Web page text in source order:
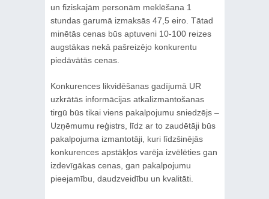
un fiziskajām personām meklēšana 1
stundas garumā izmaksās 47,5 eiro. Tātad
minētās cenas būs aptuveni 10-100 reizes
augstākas nekā pašreizējo konkurentu
piedāvātās cenas.
Konkurences likvidēšanas gadījumā UR
uzkrātās informācijas atkalizmantošanas
tirgū būs tikai viens pakalpojumu sniedzējs –
Uzņēmumu reģistrs, līdz ar to zaudētāji būs
pakalpojuma izmantotāji, kuri līdzšinējās
konkurences apstākļos varēja izvēlēties gan
izdevīgākas cenas, gan pakalpojumu
pieejamību, daudzveidību un kvalitāti.